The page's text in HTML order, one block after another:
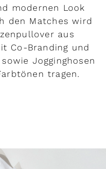
modernen Look
den Matches wird
aus
Co-Branding und
Jogginghosen
tragen.